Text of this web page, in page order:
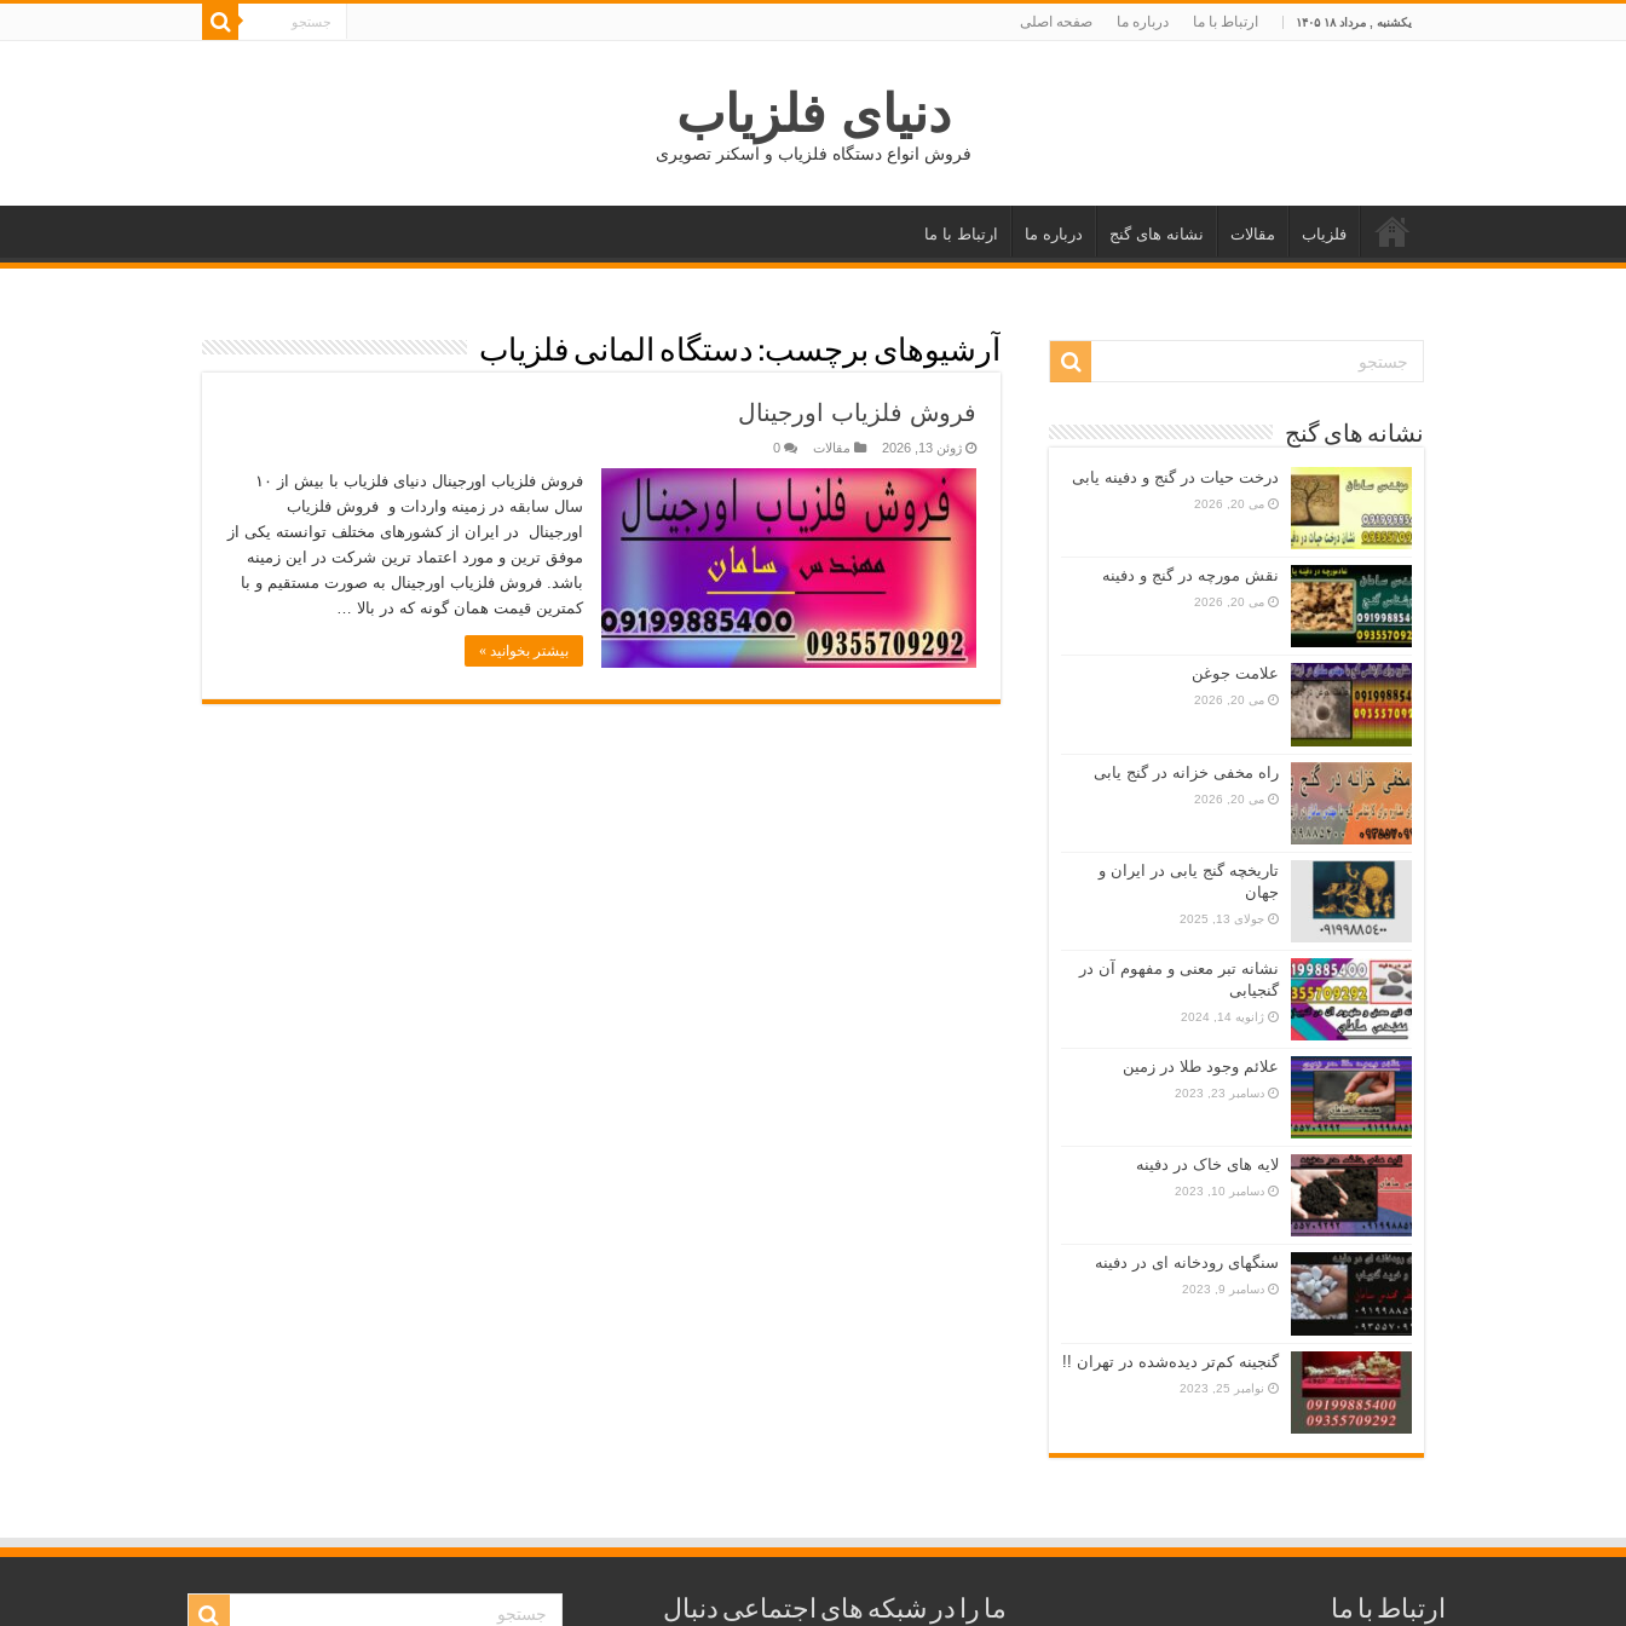
یکشنبه , مرداد ۱۸ ۱۴۰۵ ارتباط با ما درباره ما صفحه اصلی
دنیای فلزیاب
فروش انواع دستگاه فلزیاب و اسکنر تصویری
فلزیاب مقالات نشانه های گنج درباره ما ارتباط با ما
آرشیوهای برچسب: دستگاه المانی فلزیاب
فروش فلزیاب اورجینال
ژوئن 13, 2026 مقالات 0
فروش فلزیاب اورجینال دنیای فلزیاب با بیش از ۱۰
سال سابقه در زمینه واردات و فروش فلزیاب
اورجینال در ایران از کشورهای مختلف توانسته یکی از
موفق ترین و مورد اعتماد ترین شرکت در این زمینه
باشد. فروش فلزیاب اورجینال به صورت مستقیم و با
کمترین قیمت همان گونه که در بالا …
بیشتر بخوانید »
نشانه های گنج
درخت حیات در گنج و دفینه یابی
می 20, 2026
نقش مورچه در گنج و دفینه
می 20, 2026
علامت جوغن
می 20, 2026
راه مخفی خزانه در گنج یابی
می 20, 2026
تاریخچه گنج‌ یابی در ایران و
جهان
جولای 13, 2025
نشانه تبر معنی و مفهوم آن در
گنجیابی
ژانویه 14, 2024
علائم وجود طلا در زمین
دسامبر 23, 2023
لایه های خاک در دفینه
دسامبر 10, 2023
سنگهای رودخانه ای در دفینه
دسامبر 9, 2023
گنجینه کم‌تر دیده‌شده در تهران !!
نوامبر 25, 2023
ارتباط با ما ما را در شبکه های اجتماعی دنبال